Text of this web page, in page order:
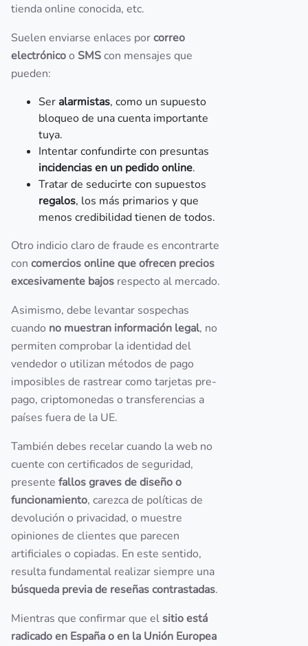
tienda online conocida, etc.
Suelen enviarse enlaces porcorreo
electrónicoo SMScon mensajes que
pueden:
Ser alarmistas, como un supuesto
bloqueo de una cuenta importante
tuya.
Intentar confundirte con presuntas
incidencias en un pedido online.
Tratar de seducirte con supuestos
regalos, los más primarios y que
menos credibilidad tienen de todos.
Otro indicio claro de fraude es encontrarte
con comercios online que ofrecen precios
excesivamente bajos respecto al mercado.
Asimismo, debe levantar sospechas
cuando no muestran información legal, no
permiten comprobar la identidad del
vendedor o utilizan métodos de pago
imposibles de rastrear como tarjetas pre-
pago, criptomonedas o transferencias a
países fuera de la UE.
También debes recelar cuando la web no
cuente con certificados de seguridad,
presente fallos graves de diseño o
funcionamiento, carezca de políticas de
devolución o privacidad, o muestre
opiniones de clientes que parecen
artificiales o copiadas. En este sentido,
resulta fundamental realizar siempre una
búsqueda previa de reseñas contrastadas.
Mientras que confirmar que elsitio está
radicado en España o en la Unión Europea